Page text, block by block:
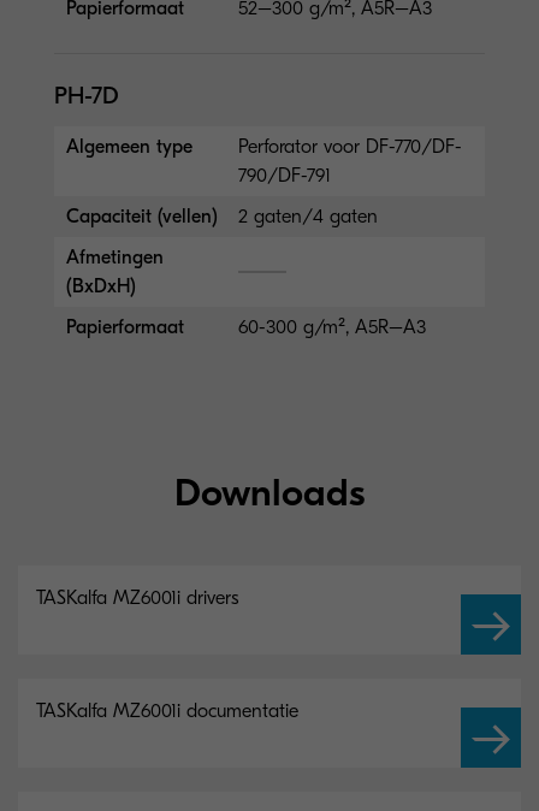
Papierformaat
52–300 g/m², A5R–A3
PH-7D
Algemeen type
Perforator voor DF-770/DF-
790/DF-791
Capaciteit (vellen)
2 gaten/4 gaten
Afmetingen
(BxDxH)
Papierformaat
60-300 g/m², A5R–A3
Downloads
TASKalfa MZ6001i drivers
TASKalfa MZ6001i documentatie